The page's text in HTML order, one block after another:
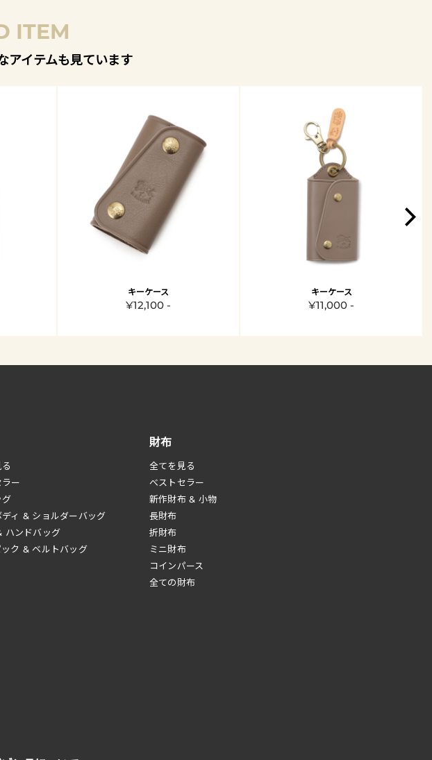
ITEM
アイテムも見ています
キーケース
¥12,100 -
キーケース
¥11,000 -
財布
全てを見る
べストセラー
新作財布 & 小物
長財布
折財布
ミニ財布
コインパース
全ての財布
ー
グ
ディ & ショルダーバッグ
ハンドバッグ
ック & ベルトバッグ